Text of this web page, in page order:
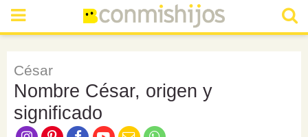
César
Nombre César, origen y
significado